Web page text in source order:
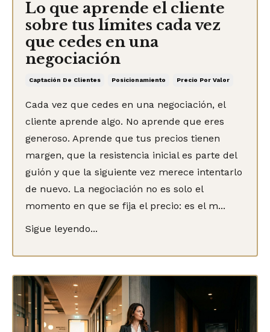
Lo que aprende el cliente
sobre tus límites cada vez
que cedes en una
negociación
Captación De Clientes Posicionamiento Precio Por Valor
Cada vez que cedes en una negociación, el
cliente aprende algo. No aprende que eres
generoso. Aprende que tus precios tienen
margen, que la resistencia inicial es parte del
guión y que la siguiente vez merece intentarlo
de nuevo. La negociación no es solo el
momento en que se fija el precio: es el m...
Sigue leyendo...